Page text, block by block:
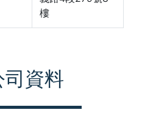
樓
資料